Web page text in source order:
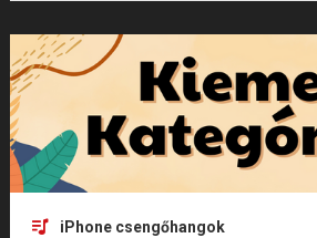
iPhone csengőhangok